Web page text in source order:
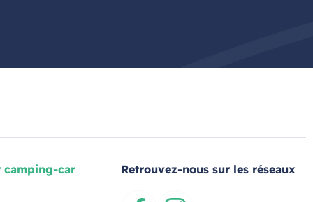
camping-car
Retrouvez-nous sur les réseaux